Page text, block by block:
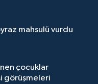
mahsulü vurdu
çocuklar
görüşmeleri